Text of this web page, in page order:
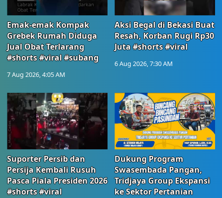
Emak-emak Kompak
Grebek Rumah Diduga
Jual Obat Terlarang
#shorts #viral #subang
7 Aug 2026, 4:05 AM
Aksi Begal di Bekasi Buat
Resah, Korban Rugi Rp30
Juta #shorts #viral
6 Aug 2026, 7:30 AM
Suporter Persib dan
Persija Kembali Rusuh
Pasca Piala Presiden 2026
#shorts #viral
Dukung Program
Swasembada Pangan,
Tridjaya Group Ekspansi
ke Sektor Pertanian